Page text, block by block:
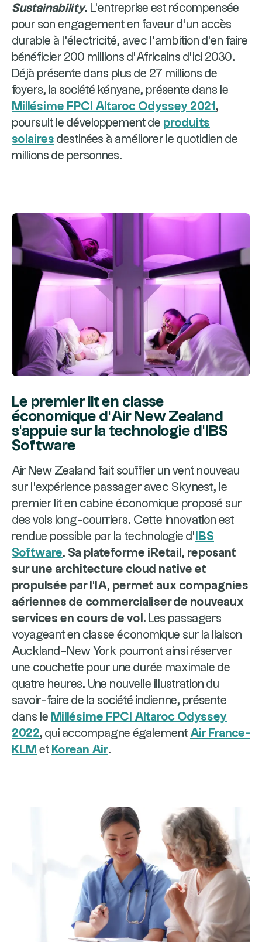
Sustainability. L'entreprise est récompensée
pour son engagement en faveur d'un accès
durable à l'électricité, avec l'ambition d'en faire
bénéficier 200 millions d'Africains d'ici 2030.
Déjà présente dans plus de 27 millions de
foyers, la société kényane, présente dans le
Millésime FPCI Altaroc Odyssey 2021 ,
poursuit le développement de produits
solaires destinées à améliorer le quotidien de
millions de personnes.
Le premier lit en classe
économique d'Air New Zealand
s'appuie sur la technologie d'IBS
Software
Air New Zealand fait souffler un vent nouveau
sur l'expérience passager avec Skynest, le
premier lit en cabine économique proposé sur
des vols long-courriers. Cette innovation est
rendue possible par la technologie d' IBS
Software. Sa plateforme iRetail, reposant
sur une architecture cloud native et
propulsée par l'IA, permet aux compagnies
aériennes de commercialiser de nouveaux
services en cours de vol. Les passagers
voyageant en classe économique sur la liaison
Auckland–New York pourront ainsi réserver
une couchette pour une durée maximale de
quatre heures. Une nouvelle illustration du
savoir-faire de la société indienne, présente
dans le Millésime FPCI Altaroc Odyssey
2022, qui accompagne également Air France-
KLM et Korean Air.